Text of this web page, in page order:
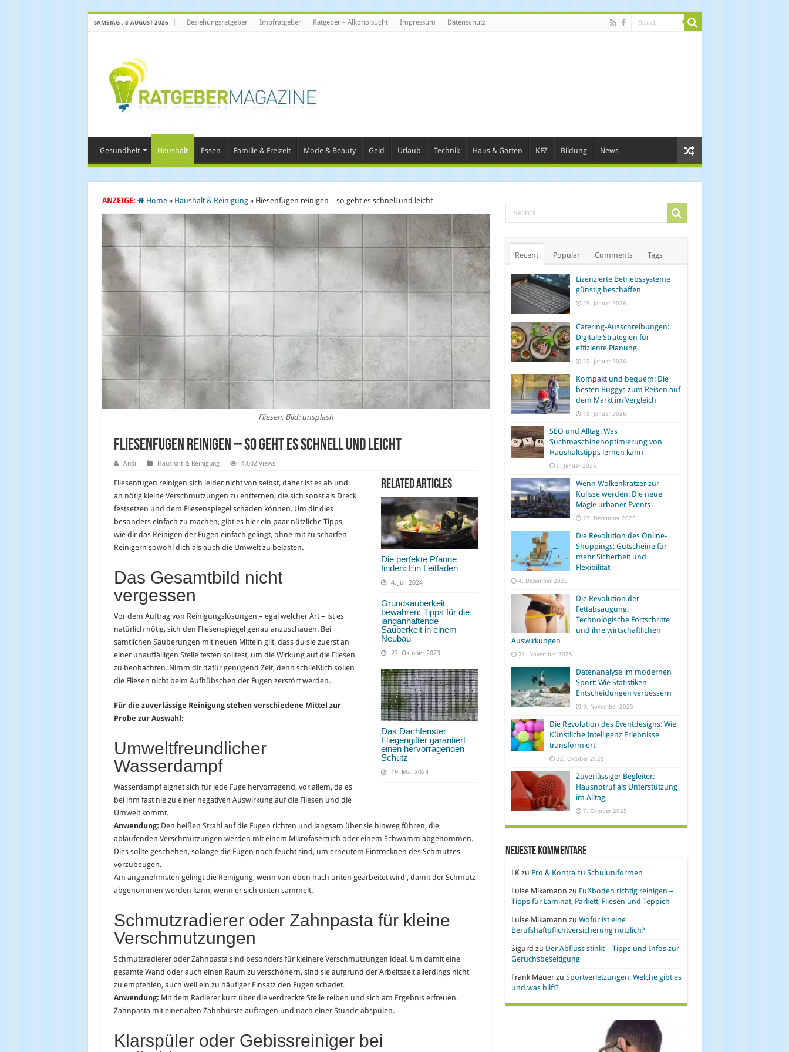
SAMSTAG , 8 AUGUST 2026 Beziehungsratgeber Impfratgeber Ratgeber – Alkoholsucht Impressum Datenschutz
Gesundheit Haushalt Essen Familie & Freizeit Mode & Beauty Geld Urlaub Technik Haus & Garten KFZ Bildung News
ANZEIGE: Home » Haushalt & Reinigung » Fliesenfugen reinigen – so geht es schnell und leicht
Fliesen, Bild: unsplash
Fliesenfugen reinigen – so geht es schnell und leicht
Andi Haushalt & Reinigung 4,602 Views
Related Articles
Die perfekte Pfanne
finden: Ein Leitfaden
4. Juli 2024
Grundsauberkeit
bewahren: Tipps für die
langanhaltende
Sauberkeit in einem
Neubau
23. Oktober 2023
Das Dachfenster
Fliegengitter garantiert
einen hervorragenden
Schutz
19. Mai 2023
Fliesenfugen reinigen sich leider nicht von selbst, daher ist es ab und
an nötig kleine Verschmutzungen zu entfernen, die sich sonst als Dreck
festsetzen und dem Fliesenspiegel schaden können. Um dir dies
besonders einfach zu machen, gibt es hier ein paar nützliche Tipps,
wie dir das Reinigen der Fugen einfach gelingt, ohne mit zu scharfen
Reinigern sowohl dich als auch die Umwelt zu belasten.
Das Gesamtbild nicht
vergessen
Vor dem Auftrag von Reinigungslösungen – egal welcher Art – ist es
natürlich nötig, sich den Fliesenspiegel genau anzuschauen. Bei
sämtlichen Säuberungen mit neuen Mitteln gilt, dass du sie zuerst an
einer unauffälligen Stelle testen solltest, um die Wirkung auf die Fliesen
zu beobachten. Nimm dir dafür genügend Zeit, denn schließlich sollen
die Fliesen nicht beim Aufhübschen der Fugen zerstört werden.
Für die zuverlässige Reinigung stehen verschiedene Mittel zur
Probe zur Auswahl:
Umweltfreundlicher
Wasserdampf
Wasserdampf eignet sich für jede Fuge hervorragend, vor allem, da es
bei ihm fast nie zu einer negativen Auswirkung auf die Fliesen und die
Umwelt kommt.
Anwendung: Den heißen Strahl auf die Fugen richten und langsam über sie hinweg führen, die
ablaufenden Verschmutzungen werden mit einem Mikrofasertuch oder einem Schwamm abgenommen.
Dies sollte geschehen, solange die Fugen noch feucht sind, um erneutem Eintrocknen des Schmutzes
vorzubeugen.
Am angenehmsten gelingt die Reinigung, wenn von oben nach unten gearbeitet wird , damit der Schmutz
abgenommen werden kann, wenn er sich unten sammelt.
Schmutzradierer oder Zahnpasta für kleine
Verschmutzungen
Schmutzradierer oder Zahnpasta sind besonders für kleinere Verschmutzungen ideal. Um damit eine
gesamte Wand oder auch einen Raum zu verschönern, sind sie aufgrund der Arbeitszeit allerdings nicht
zu empfehlen, auch weil ein zu häufiger Einsatz den Fugen schadet.
Anwendung: Mit dem Radierer kurz über die verdreckte Stelle reiben und sich am Ergebnis erfreuen.
Zahnpasta mit einer alten Zahnbürste auftragen und nach einer Stunde abspülen.
Klarspüler oder Gebissreiniger bei
Recent Popular Comments Tags
Lizenzierte Betriebssysteme
günstig beschaffen
29. Januar 2026
Catering-Ausschreibungen:
Digitale Strategien für
effiziente Planung
22. Januar 2026
Kompakt und bequem: Die
besten Buggys zum Reisen auf
dem Markt im Vergleich
15. Januar 2026
SEO und Alltag: Was
Suchmaschinenoptimierung von
Haushaltstipps lernen kann
9. Januar 2026
Wenn Wolkenkratzer zur
Kulisse werden: Die neue
Magie urbaner Events
23. Dezember 2025
Die Revolution des Online-
Shoppings: Gutscheine für
mehr Sicherheit und
Flexibilität
4. Dezember 2025
Die Revolution der
Fettabsaugung:
Technologische Fortschritte
und ihre wirtschaftlichen
Auswirkungen
21. November 2025
Datenanalyse im modernen
Sport: Wie Statistiken
Entscheidungen verbessern
9. November 2025
Die Revolution des Eventdesigns: Wie
Künstliche Intelligenz Erlebnisse
transformiert
22. Oktober 2025
Zuverlässiger Begleiter:
Hausnotruf als Unterstützung
im Alltag
7. Oktober 2025
Neueste Kommentare
LKzu Pro & Kontra zu Schuluniformen
Luise Mikamann zu Fußboden richtig reinigen –
Tipps für Laminat, Parkett, Fliesen und Teppich
Luise Mikamann zu Wofür ist eine
Berufshaftpflichtversicherung nützlich?
Sigurd zu Der Abfluss stinkt – Tipps und Infos zur
Geruchsbeseitigung
Frank Mauerzu Sportverletzungen: Welche gibt es
und was hilft?